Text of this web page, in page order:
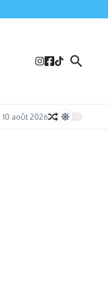
10 août 2026